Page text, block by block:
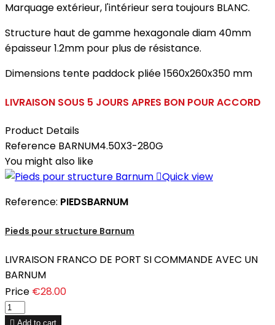
Marquage extérieur, l'intérieur sera toujours BLANC.
Structure haut de gamme hexagonale diam 40mm
épaisseur 1.2mm pour plus de résistance.
Dimensions tente paddock pliée 1560x260x350 mm
LIVRAISON SOUS 5 JOURS APRES BON POUR ACCORD
Product Details
Reference BARNUM4.50X3-280G
You might also like
Quick view
Reference: PIEDSBARNUM
Pieds pour structure Barnum
LIVRAISON FRANCO DE PORT SI COMMANDE AVEC UN
BARNUM
Price €28.00
 Add to cart